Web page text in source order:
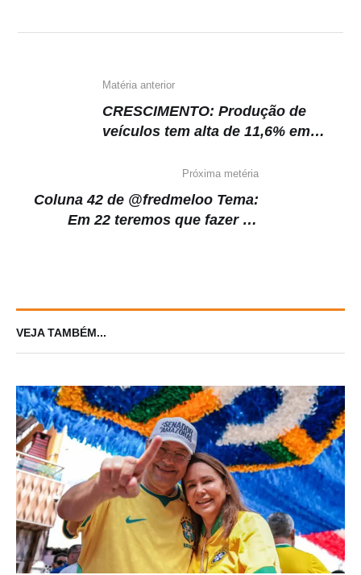
p
o
k
m n
Matéria anterior
CRESCIMENTO: Produção de
veículos tem alta de 11,6% em
passado, 2,24 milhões de
unidades foram fabricadas
Próxima metéria
Coluna 42 de @fredmeloo Tema:
Em 22 teremos que fazer as
VEJA TAMBÉM...